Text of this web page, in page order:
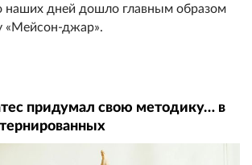
наших дней дошло главным образом
«Мейсон-джар».
придумал свою методику… в